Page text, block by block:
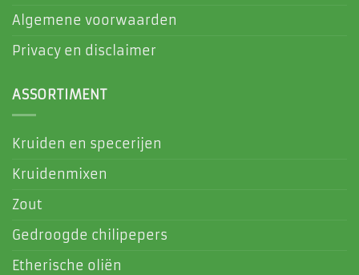
Algemene voorwaarden
Privacy en disclaimer
ASSORTIMENT
Kruiden en specerijen
Kruidenmixen
Zout
Gedroogde chilipepers
Etherische oliën